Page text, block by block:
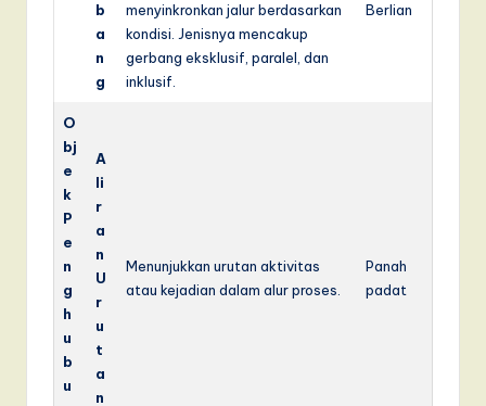
b
a
n
g
menyinkronkan jalur berdasarkan
kondisi. Jenisnya mencakup
gerbang eksklusif, paralel, dan
inklusif.
Berlian
O
bj
e
k
P
e
n
g
h
u
b
u
A
li
r
a
n
U
r
u
t
a
n
Menunjukkan urutan aktivitas
atau kejadian dalam alur proses.
Panah
padat